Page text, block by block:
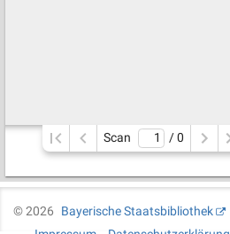
Scan / 0
©2026
Bayerische Staatsbibliothek